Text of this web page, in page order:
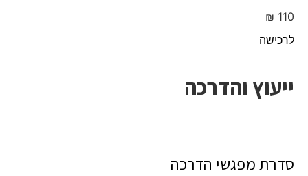
₪ 110
לרכישה
ייעוץ והדרכה
סדרת מפגשי הדרכה